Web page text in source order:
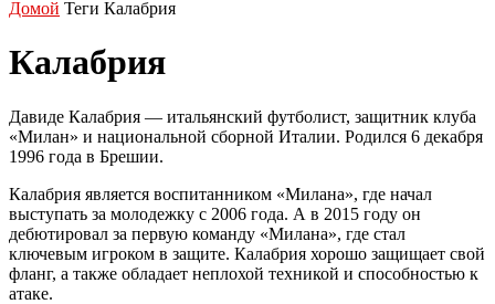
Домой Теги Калабрия
Калабрия
Давиде Калабрия — итальянский футболист, защитник клуба
«Милан» и национальной сборной Италии. Родился 6 декабря
1996 года в Брешии.
Калабрия является воспитанником «Милана», где начал
выступать за молодежку с 2006 года. А в 2015 году он
дебютировал за первую команду «Милана», где стал
ключевым игроком в защите. Калабрия хорошо защищает свой
фланг, а также обладает неплохой техникой и способностью к
атаке.